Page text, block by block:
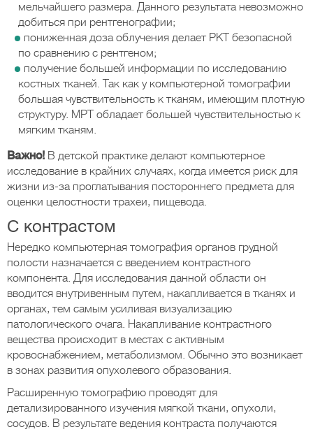
мельчайшего размера. Данного результата невозможно
добиться при рентгенографии;
пониженная доза облучения делает РКТ безопасной
по сравнению с рентгеном;
получение большей информации по исследованию
костных тканей. Так как у компьютерной томографии
большая чувствительность к тканям, имеющим плотную
структуру. МРТ обладает большей чувствительностью к
мягким тканям.
Важно! В детской практике делают компьютерное
исследование в крайних случаях, когда имеется риск для
жизни из-за проглатывания постороннего предмета для
оценки целостности трахеи, пищевода.
С контрастом
Нередко компьютерная томография органов грудной
полости назначается с введением контрастного
компонента. Для исследования данной области он
вводится внутривенным путем, накапливается в тканях и
органах, тем самым усиливая визуализацию
патологического очага. Накапливание контрастного
вещества происходит в местах с активным
кровоснабжением, метаболизмом. Обычно это возникает
в зонах развития опухолевого образования.
Расширенную томографию проводят для
детализированного изучения мягкой ткани, опухоли,
сосудов. В результате ведения контраста получаются